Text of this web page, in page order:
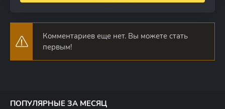
Комментариев еще нет. Вы можете стать
первым!
ПОПУЛЯРНЫЕ ЗА МЕСЯЦ